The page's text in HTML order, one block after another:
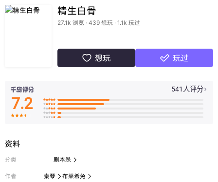
精生白骨
27.1k 浏览 · 439 想玩 · 1.1k 玩过
 想玩  玩过
541人评分 
7.2 




资料
分类 剧本杀 
作者 秦琴  布莱希兔 